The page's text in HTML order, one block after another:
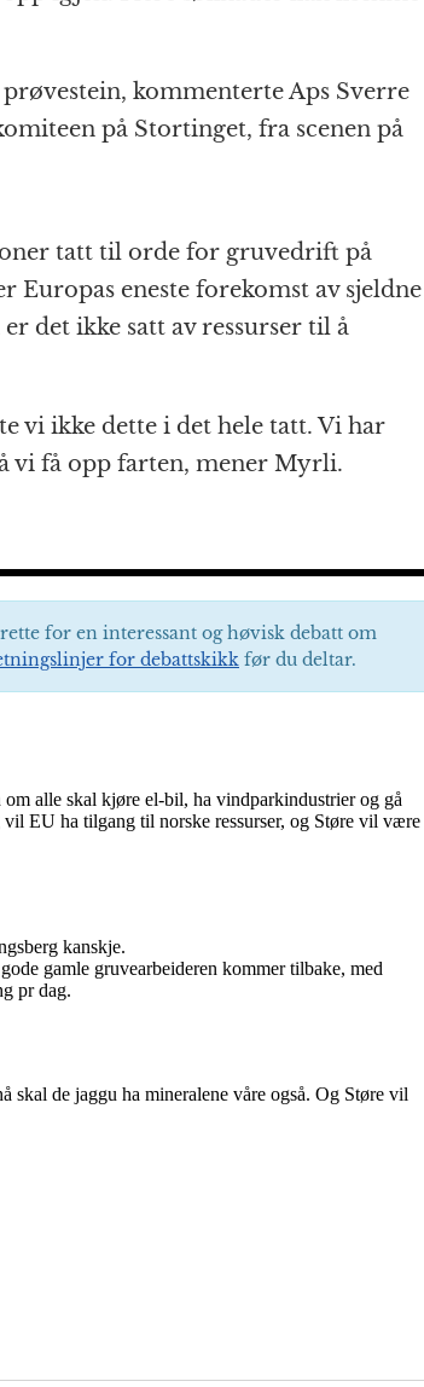
kommenterte Aps Sverre
på Stortinget, fra scenen på
tatt til orde for gruvedrift på
Europas eneste forekomst av sjeldne
det ikke satt av ressurser til å
vi ikke dette i det hele tatt. Vi har
vi få opp farten, mener Myrli.
for en interessant og høvisk debatt om
for debattskikk før du deltar.